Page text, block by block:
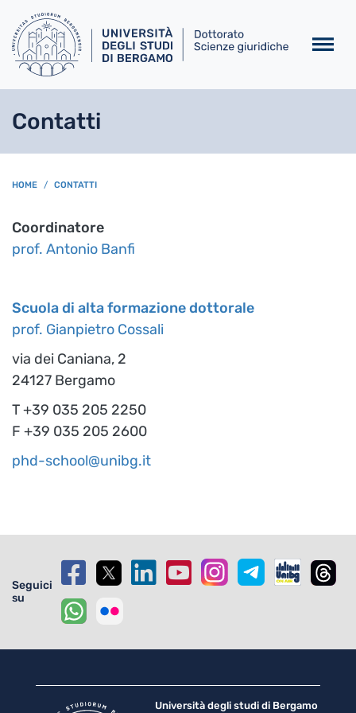
Contatti
BREADCRUMB
HOME CONTATTI
Coordinatore
prof. Antonio Banfi
Scuola di alta formazione dottorale
prof. Gianpietro Cossali
via dei Caniana, 2
24127 Bergamo
T +39 035 205 2250
F +39 035 205 2600
phd-school@unibg.it
Seguici
su
Università degli studi di Bergamo